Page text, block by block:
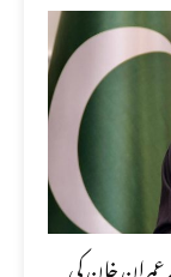
عمران خان کی